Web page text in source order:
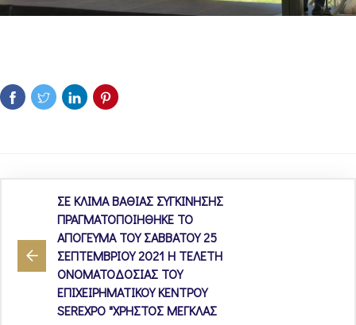
ΣΕ ΚΛΙΜΑ ΒΑΘΙΑΣ ΣΥΓΚΙΝΗΣΗΣ
ΠΡΑΓΜΑΤΟΠΟΙΗΘΗΚΕ ΤΟ
ΑΠΟΓΕΥΜΑ ΤΟΥ ΣΑΒΒΑΤΟΥ 25
ΣΕΠΤΕΜΒΡΙΟΥ 2021 Η ΤΕΛΕΤΗ
ΟΝΟΜΑΤΟΔΟΣΙΑΣ ΤΟΥ
ΕΠΙΧΕΙΡΗΜΑΤΙΚΟΥ ΚΕΝΤΡΟΥ
SEREXPO "ΧΡΗΣΤΟΣ ΜΕΓΚΛΑΣ